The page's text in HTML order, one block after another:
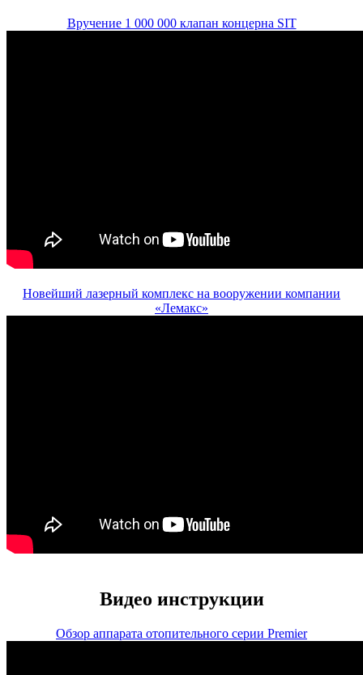
Вручение 1 000 000 клапан концерна SIT
Новейший лазерный комплекс на вооружении компании
«Лемакс»
Видео инструкции
Обзор аппарата отопительного серии Premier